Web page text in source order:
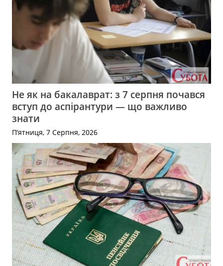
Не як на бакалаврат: з 7 серпня почався
вступ до аспірантури — що важливо
знати
П’ятниця, 7 Серпня, 2026